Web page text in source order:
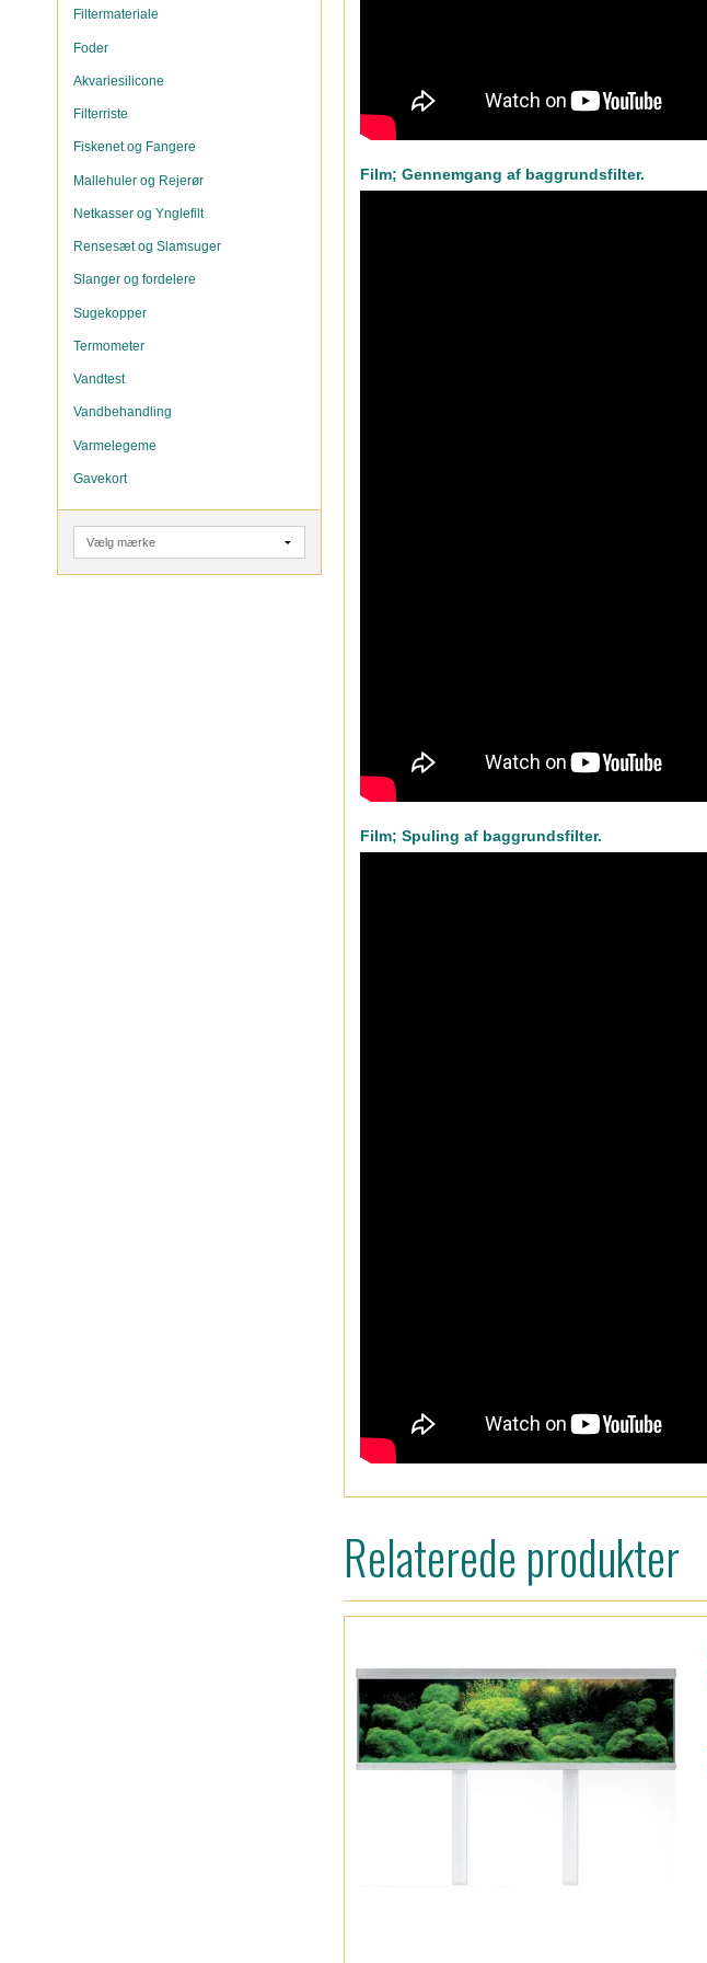
Filtermateriale
Foder
Akvariesilicone
Filterriste
Fiskenet og Fangere
Mallehuler og Rejerør
Netkasser og Ynglefilt
Rensesæt og Slamsuger
Slanger og fordelere
Sugekopper
Termometer
Vandtest
Vandbehandling
Varmelegeme
Gavekort
Film; Gennemgang af baggrundsfilter.
Film; Spuling af baggrundsfilter.
Relaterede produkter